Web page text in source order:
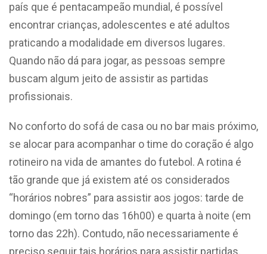
país que é pentacampeão mundial, é possível
encontrar crianças, adolescentes e até adultos
praticando a modalidade em diversos lugares.
Quando não dá para jogar, as pessoas sempre
buscam algum jeito de assistir as partidas
profissionais.
No conforto do sofá de casa ou no bar mais próximo,
se alocar para acompanhar o time do coração é algo
rotineiro na vida de amantes do futebol. A rotina é
tão grande que já existem até os considerados
“horários nobres” para assistir aos jogos: tarde de
domingo (em torno das 16h00) e quarta à noite (em
torno das 22h). Contudo, não necessariamente é
preciso seguir tais horários para assistir partidas.